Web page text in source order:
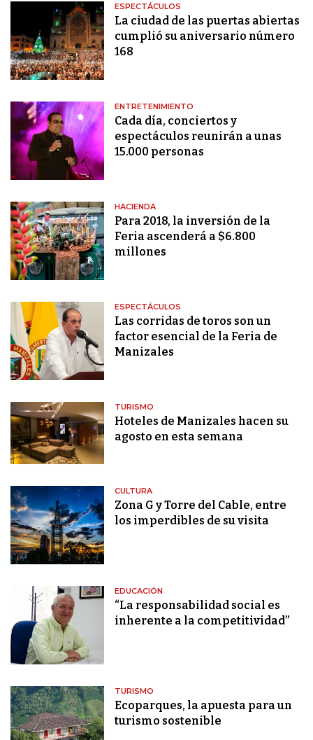
ESPECTÁCULOS
La ciudad de las puertas abiertas
cumplió su aniversario número
168
ENTRETENIMIENTO
Cada día, conciertos y
espectáculos reunirán a unas
15.000 personas
HACIENDA
Para 2018, la inversión de la
Feria ascenderá a $6.800
millones
ESPECTÁCULOS
Las corridas de toros son un
factor esencial de la Feria de
Manizales
TURISMO
Hoteles de Manizales hacen su
agosto en esta semana
CULTURA
Zona G y Torre del Cable, entre
los imperdibles de su visita
EDUCACIÓN
“La responsabilidad social es
inherente a la competitividad”
TURISMO
Ecoparques, la apuesta para un
turismo sostenible